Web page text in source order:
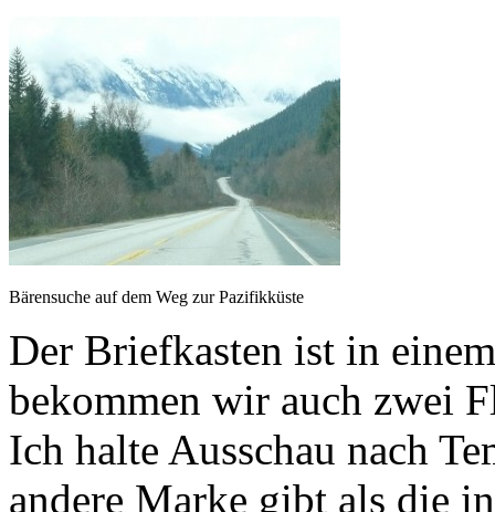
Bärensuche auf dem Weg zur Pazifikküste
Der Briefkasten ist in
bekommen wir auch zwei
Ich halte Ausschau nach
andere Marke gibt als die